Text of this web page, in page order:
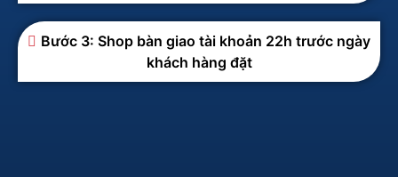
Bước 3: Shop bàn giao tài khoản 22h trước ngày
khách hàng đặt